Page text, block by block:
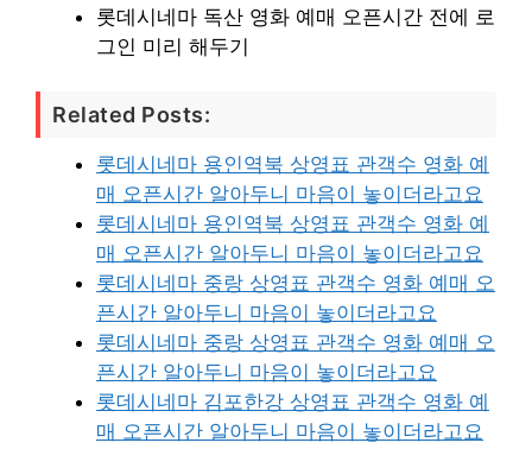
롯데시네마 독산 영화 예매 오픈시간 전에 로
그인 미리 해두기
Related Posts:
롯데시네마 용인역북 상영표 관객수 영화 예
매 오픈시간 알아두니 마음이 놓이더라고요
롯데시네마 용인역북 상영표 관객수 영화 예
매 오픈시간 알아두니 마음이 놓이더라고요
롯데시네마 중랑 상영표 관객수 영화 예매 오
픈시간 알아두니 마음이 놓이더라고요
롯데시네마 중랑 상영표 관객수 영화 예매 오
픈시간 알아두니 마음이 놓이더라고요
롯데시네마 김포한강 상영표 관객수 영화 예
매 오픈시간 알아두니 마음이 놓이더라고요